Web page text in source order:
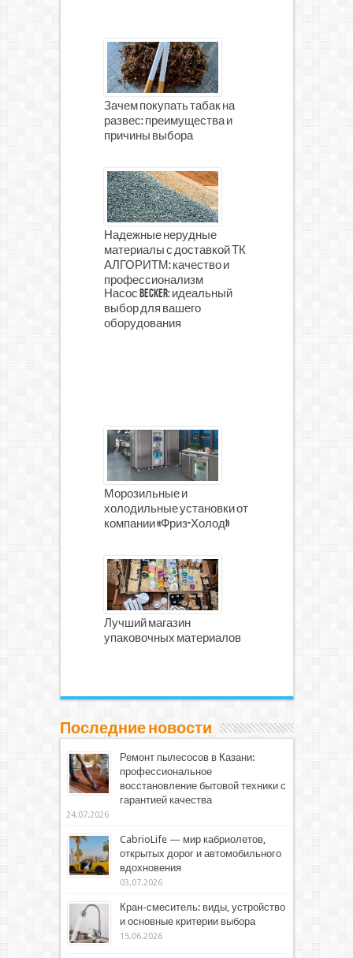
Зачем покупать табак на
развес: преимущества и
причины выбора
Надежные нерудные
материалы с доставкой ТК
АЛГОРИТМ: качество и
профессионализм
Насос Becker: идеальный
выбор для вашего
оборудования
Морозильные и
холодильные установки от
компании «Фриз-Холод»
Лучший магазин
упаковочных материалов
Последние новости
Ремонт пылесосов в Казани:
профессиональное
восстановление бытовой техники с
гарантией качества
24.07.2026
CabrioLife — мир кабриолетов,
открытых дорог и автомобильного
вдохновения
03.07.2026
Кран-смеситель: виды, устройство
и основные критерии выбора
15.06.2026